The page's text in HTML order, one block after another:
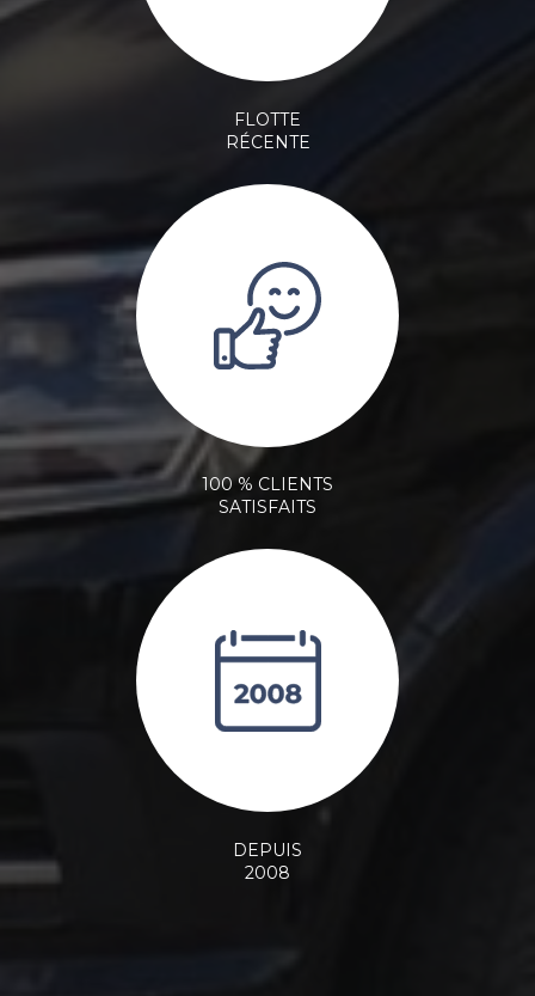
FLOTTE
RÉCENTE
100 % CLIENTS
SATISFAITS
DEPUIS
2008